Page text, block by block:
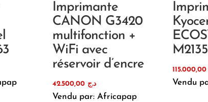
Imprimante
CANON G3420
multifonction +
WiFi avec
réservoir d’encre
د.ج 42.500,00
Vendu par: Africapap
Vendu